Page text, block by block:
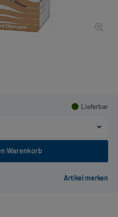
Lieferbar
Warenkorb